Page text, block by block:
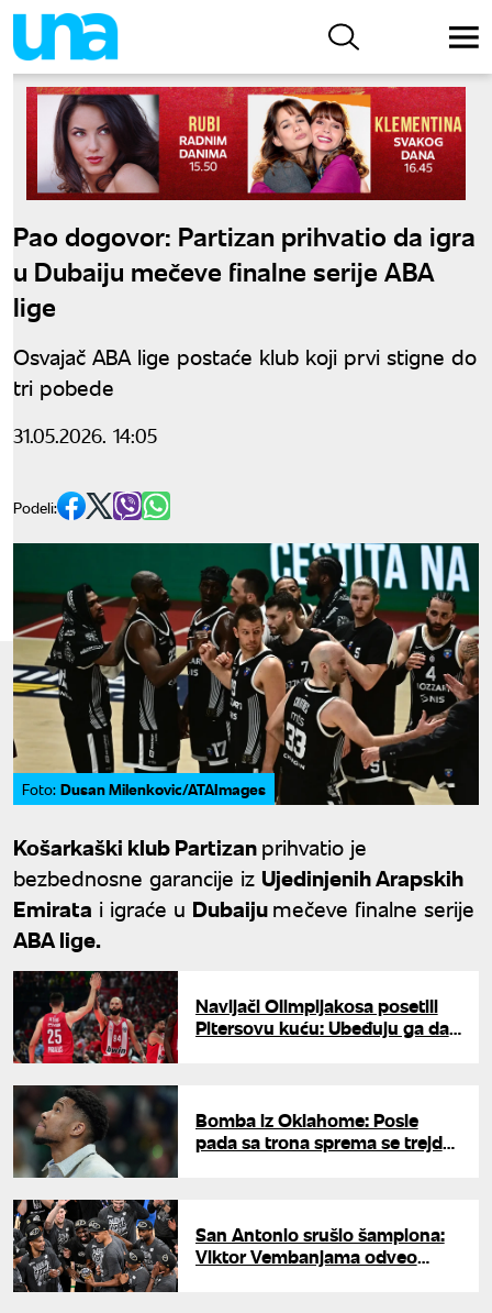
Pao dogovor: Partizan prihvatio da igra
u Dubaiju mečeve finalne serije ABA
lige
Osvajač ABA lige postaće klub koji prvi stigne do
tri pobede
31.05.2026. 14:05
Podeli:
Foto: Dusan Milenkovic/ATAImages
Košarkaški klub Partizanprihvatio je
bezbednosne garancije iz Ujedinjenih Arapskih
Emirata i igraće u Dubaijumečeve finalne serije
ABA lige.
Navijači Olimpijakosa posetili
Pitersovu kuću: Ubeđuju ga da
Bomba iz Oklahome: Posle
pada sa trona sprema se trejd
San Antonio srušio šampiona:
Viktor Vembanjama odveo